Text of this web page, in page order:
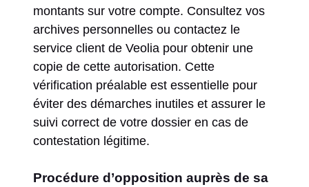
montants sur votre compte. Consultez vos
archives personnelles ou contactez le
service client de Veolia pour obtenir une
copie de cette autorisation. Cette
vérification préalable est essentielle pour
éviter des démarches inutiles et assurer le
suivi correct de votre dossier en cas de
contestation légitime.
Procédure d’opposition auprès de sa